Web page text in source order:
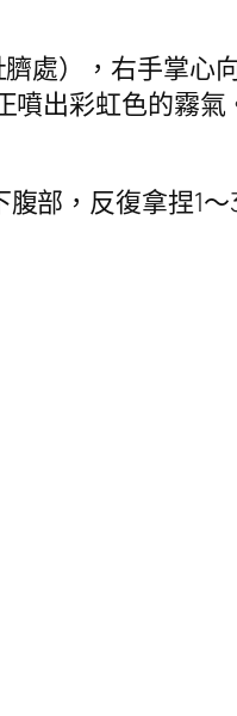
處），右手掌心
噴出彩虹色的霧
部，反復拿捏1～